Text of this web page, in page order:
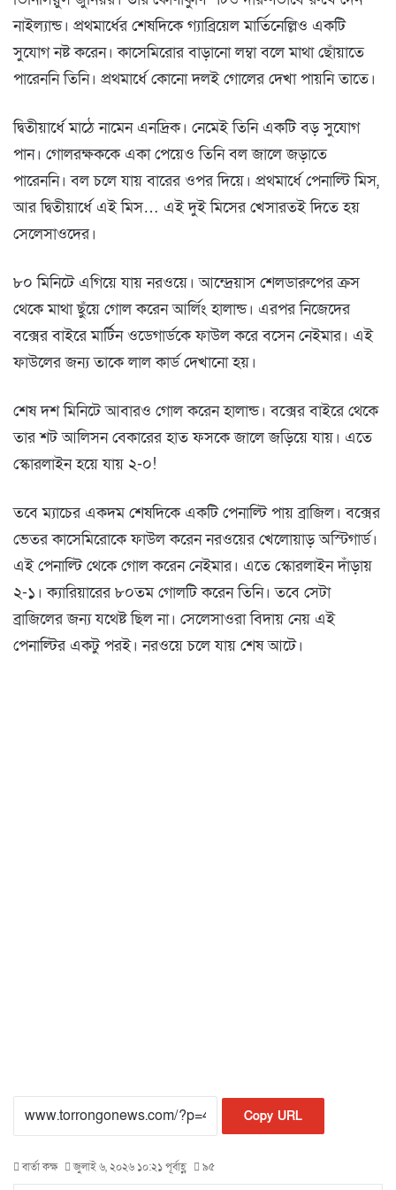
নাইল্যান্ড। প্রথমার্ধের শেষদিকে গ্যাব্রিয়েল মার্তিনেল্লিও একটি
সুযোগ নষ্ট করেন। কাসেমিরোর বাড়ানো লম্বা বলে মাথা ছোঁয়াতে
পারেননি তিনি। প্রথমার্ধে কোনো দলই গোলের দেখা পায়নি তাতে।
দ্বিতীয়ার্ধে মাঠে নামেন এনদ্রিক। নেমেই তিনি একটি বড় সুযোগ
পান। গোলরক্ষককে একা পেয়েও তিনি বল জালে জড়াতে
পারেননি। বল চলে যায় বারের ওপর দিয়ে। প্রথমার্ধে পেনাল্টি মিস,
আর দ্বিতীয়ার্ধে এই মিস… এই দুই মিসের খেসারতই দিতে হয়
সেলেসাওদের।
৮০ মিনিটে এগিয়ে যায় নরওয়ে। আন্দ্রেয়াস শেলডারুপের ক্রস
থেকে মাথা ছুঁয়ে গোল করেন আর্লিং হালান্ড। এরপর নিজেদের
বক্সের বাইরে মার্টিন ওডেগার্ডকে ফাউল করে বসেন নেইমার। এই
ফাউলের জন্য তাকে লাল কার্ড দেখানো হয়।
শেষ দশ মিনিটে আবারও গোল করেন হালান্ড। বক্সের বাইরে থেকে
তার শট আলিসন বেকারের হাত ফসকে জালে জড়িয়ে যায়। এতে
স্কোরলাইন হয়ে যায় ২-০!
তবে ম্যাচের একদম শেষদিকে একটি পেনাল্টি পায় ব্রাজিল। বক্সের
ভেতর কাসেমিরোকে ফাউল করেন নরওয়ের খেলোয়াড় অস্টিগার্ড।
এই পেনাল্টি থেকে গোল করেন নেইমার। এতে স্কোরলাইন দাঁড়ায়
২-১। ক্যারিয়ারের ৮০তম গোলটি করেন তিনি। তবে সেটা
ব্রাজিলের জন্য যথেষ্ট ছিল না। সেলেসাওরা বিদায় নেয় এই
পেনাল্টির একটু পরই। নরওয়ে চলে যায় শেষ আটে।
Copy URL
বার্তা কক্ষ জুলাই ৬, ২০২৬ ১০:২১ পূর্বাহ্ণ ৯৫